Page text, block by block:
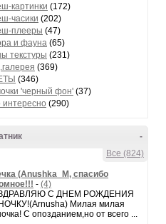
картинки (172)
часики (202)
плееры (47)
и фауна (65)
текстуры (231)
(369)
(346)
'черный фон' (37)
интересно (290)
-
Все (824)
(Anushka_M, спасибо
- (4)
С ДНЕМ РОЖДЕНИЯ
Милая милая
С опозданием,но от всего ...